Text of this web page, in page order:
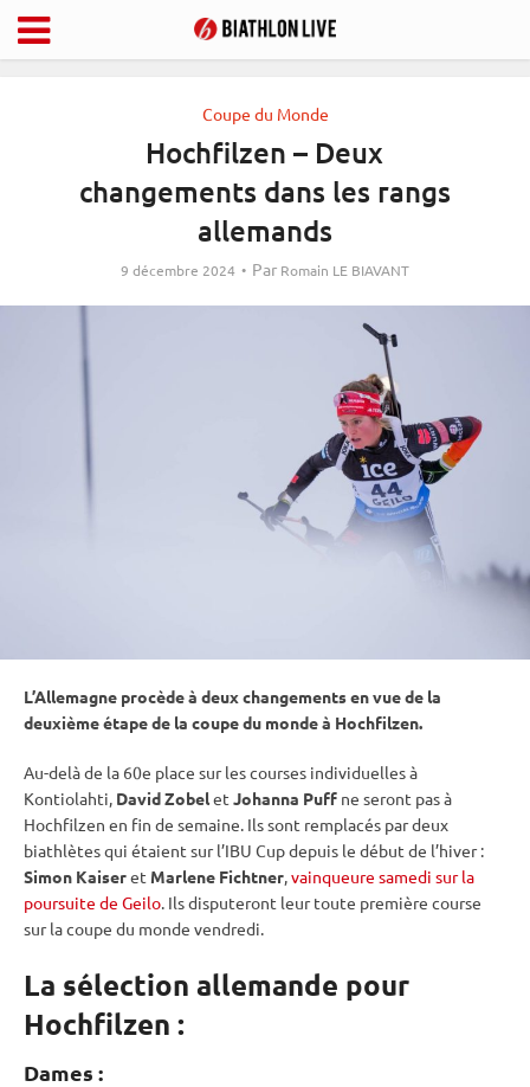
Coupe du Monde
Hochfilzen – Deux
changements dans les rangs
allemands
9 décembre 2024 Par Romain LE BIAVANT
L’Allemagne procède à deux changements en vue de la
deuxième étape de la coupe du mondeà Hochfilzen.
Au-delà de la 60e place sur les courses individuelles à
Kontiolahti, David Zobelet Johanna Puff ne seront pas à
Hochfilzen en fin de semaine. Ils sont remplacés par deux
biathlètes qui étaient sur l’IBU Cupdepuis le début de l’hiver :
Simon Kaiseret Marlene Fichtner,vainqueure samedi sur la
poursuite de Geilo. Ils disputeront leur toute première course
sur lacoupe du monde vendredi.
La sélection allemande pour
Hochfilzen :
Dames :